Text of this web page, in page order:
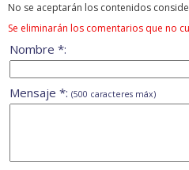
No se aceptarán los contenidos
Se eliminarán los comentarios que no
Nombre *:
Mensaje *: (500 caracteres máx)